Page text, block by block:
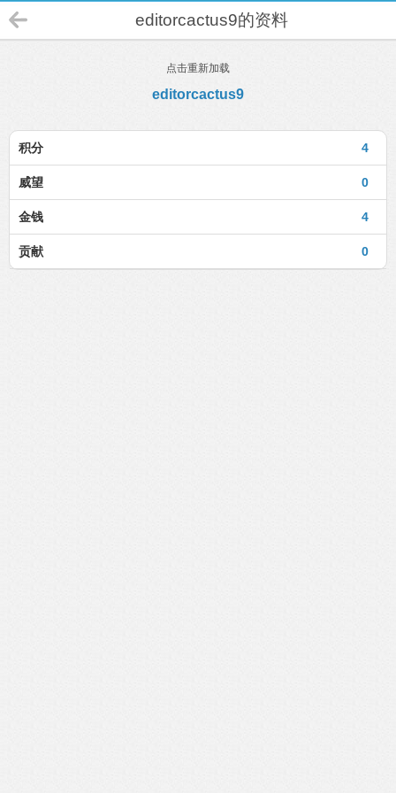
editorcactus9的资料
点击重新加载
editorcactus9
4
积分
0
威望
4
金钱
0
贡献